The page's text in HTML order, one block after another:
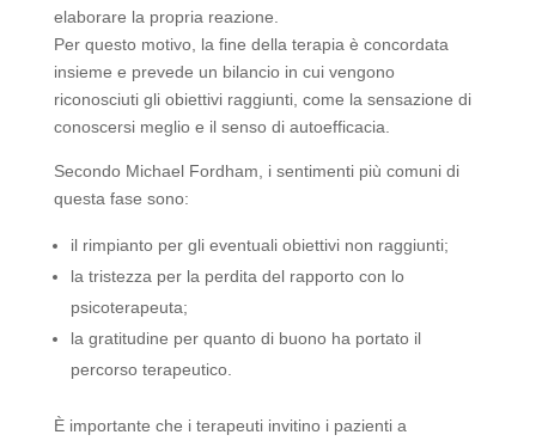
elaborare la propria reazione.
Per questo motivo, la fine della terapia è concordata
insieme e prevede un bilancio in cui vengono
riconosciuti gli obiettivi raggiunti, come la sensazione di
conoscersi meglio e il senso di autoefficacia.
Secondo Michael Fordham, i sentimenti più comuni di
questa fase sono:
il rimpianto per gli eventuali obiettivi non raggiunti;
la tristezza per la perdita del rapporto con lo
psicoterapeuta;
la gratitudine per quanto di buono ha portato il
percorso terapeutico.
È importante che i terapeuti invitino i pazienti a